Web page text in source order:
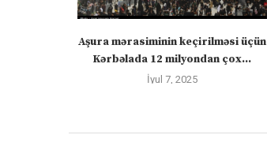
Aşura mərasiminin keçirilməsi üçün
Kərbəlada 12 milyondan çox...
İyul 7, 2025